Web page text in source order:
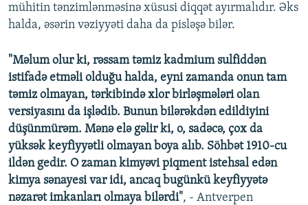
mühitin tənzimlənməsinə xüsusi diqqət ayırmalıdır. Əks
halda, əsərin vəziyyəti daha da pisləşə bilər.
"Məlum olur ki, rəssam təmiz kadmium sulfiddən
istifadə etməli olduğu halda, eyni zamanda onun tam
təmiz olmayan, tərkibində xlor birləşmələri olan
versiyasını da işlədib. Bunun bilərəkdən edildiyini
düşünmürəm. Mənə elə gəlir ki, o, sadəcə, çox da
yüksək keyfiyyətli olmayan boya alıb. Söhbət 1910-cu
ildən gedir. O zaman kimyəvi piqment istehsal edən
kimya sənayesi var idi, ancaq bugünkü keyfiyyətə
nəzarət imkanları olmaya bilərdi", - Antverpen